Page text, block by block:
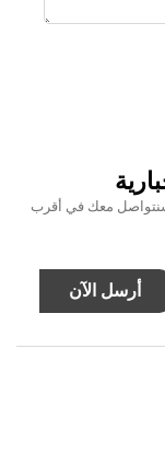
معك في أقرب
أرسل الآن